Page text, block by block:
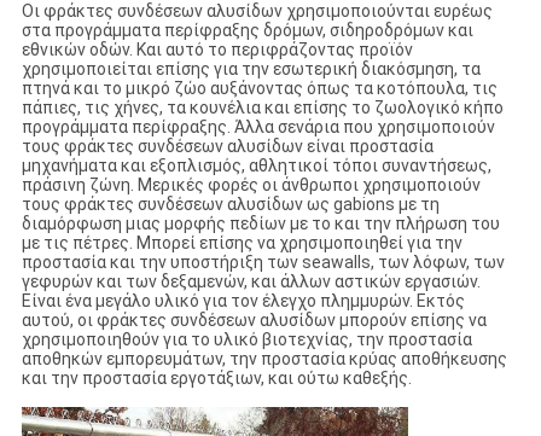
Οι φράκτες συνδέσεων αλυσίδων χρησιμοποιούνται ευρέως
στα προγράμματα περίφραξης δρόμων, σιδηροδρόμων και
εθνικών οδών. Και αυτό το περιφράζοντας προϊόν
χρησιμοποιείται επίσης για την εσωτερική διακόσμηση, τα
πτηνά και το μικρό ζώο αυξάνοντας όπως τα κοτόπουλα, τις
πάπιες, τις χήνες, τα κουνέλια και επίσης το ζωολογικό κήπο
προγράμματα περίφραξης. Άλλα σενάρια που χρησιμοποιούν
τους φράκτες συνδέσεων αλυσίδων είναι προστασία
μηχανήματα και εξοπλισμός, αθλητικοί τόποι συναντήσεως,
πράσινη ζώνη. Μερικές φορές οι άνθρωποι χρησιμοποιούν
τους φράκτες συνδέσεων αλυσίδων ως gabions με τη
διαμόρφωση μιας μορφής πεδίων με το και την πλήρωση του
με τις πέτρες. Μπορεί επίσης να χρησιμοποιηθεί για την
προστασία και την υποστήριξη των seawalls, των λόφων, των
γεφυρών και των δεξαμενών, και άλλων αστικών εργασιών.
Είναι ένα μεγάλο υλικό για τον έλεγχο πλημμυρών. Εκτός
αυτού, οι φράκτες συνδέσεων αλυσίδων μπορούν επίσης να
χρησιμοποιηθούν για το υλικό βιοτεχνίας, την προστασία
αποθηκών εμπορευμάτων, την προστασία κρύας αποθήκευσης
και την προστασία εργοτάξιων, και ούτω καθεξής.